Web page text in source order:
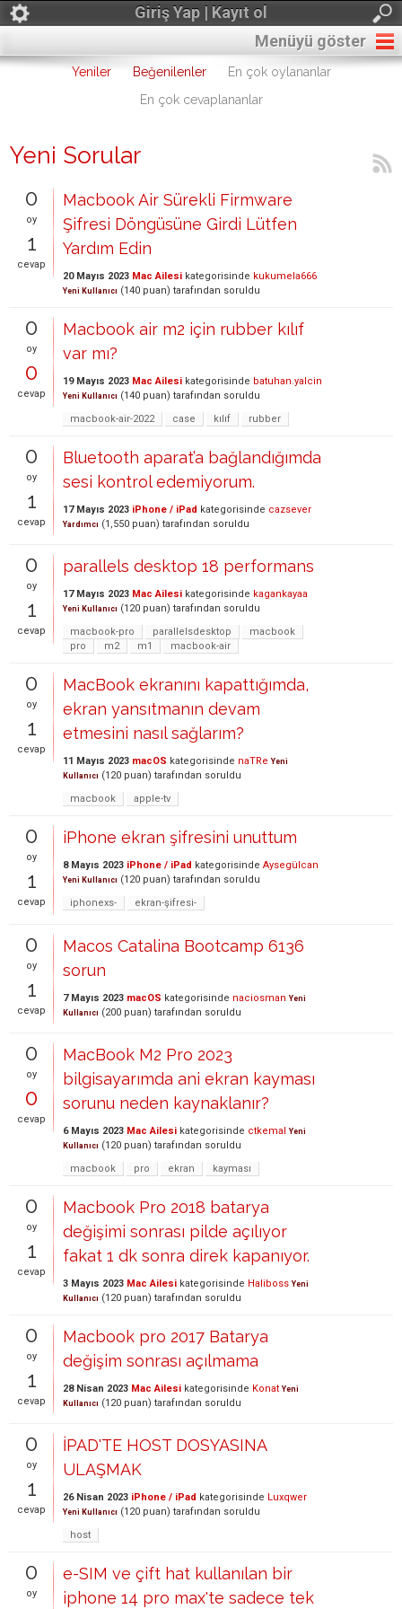
Giriş Yap | Kayıt ol
Menüyü göster
Yeniler Beğenilenler
En çok oylananlar
En çok cevaplananlar
Yeni Sorular
0
oy
1
cevap
Macbook Air Sürekli Firmware
Şifresi Döngüsüne Girdi Lütfen
Yardım Edin
20 Mayıs 2023 Mac Ailesi kategorisinde kukumela666
Yeni Kullanıcı (140 puan) tarafından soruldu
0
oy
0
cevap
Macbook air m2 için rubber kılıf
var mı?
19 Mayıs 2023 Mac Ailesi kategorisinde batuhan.yalcin
Yeni Kullanıcı (140 puan) tarafından soruldu
macbook-air-2022
case kılıf rubber
0
oy
1
cevap
Bluetooth aparat’a bağlandığımda
sesi kontrol edemiyorum.
17 Mayıs 2023 iPhone / iPad kategorisinde cazsever
Yardımcı (1,550 puan) tarafından soruldu
0
oy
1
cevap
parallels desktop 18 performans
17 Mayıs 2023 Mac Ailesi kategorisinde kagankayaa
Yeni Kullanıcı (120 puan) tarafından soruldu
macbook-pro
parallelsdesktop
macbook
pro
m2 m1 macbook-air
0
oy
1
cevap
MacBook ekranını kapattığımda,
ekran yansıtmanın devam
etmesini nasıl sağlarım?
11 Mayıs 2023 macOS kategorisinde naTRe Yeni
Kullanıcı (120 puan) tarafından soruldu
macbook
apple-tv
0
oy
1
cevap
iPhone ekran şifresini unuttum
8 Mayıs 2023 iPhone / iPad kategorisinde Aysegülcan
Yeni Kullanıcı (120 puan) tarafından soruldu
iphonexs-
ekran-şifresi-
0
oy
1
cevap
Macos Catalina Bootcamp 6136
sorun
7 Mayıs 2023 macOS kategorisinde naciosman Yeni
Kullanıcı (200 puan) tarafından soruldu
0
oy
0
cevap
MacBook M2 Pro 2023
bilgisayarımda ani ekran kayması
sorunu neden kaynaklanır?
6 Mayıs 2023 Mac Ailesi kategorisinde ctkemal Yeni
Kullanıcı (120 puan) tarafından soruldu
macbook
pro ekran kayması
0
oy
1
cevap
Macbook Pro 2018 batarya
değişimi sonrası pilde açılıyor
fakat 1 dk sonra direk kapanıyor.
3 Mayıs 2023 Mac Ailesi kategorisinde Haliboss Yeni
Kullanıcı (120 puan) tarafından soruldu
0
oy
1
cevap
Macbook pro 2017 Batarya
değişim sonrası açılmama
28 Nisan 2023 Mac Ailesi kategorisinde Konat Yeni
Kullanıcı (120 puan) tarafından soruldu
0
oy
1
cevap
İPAD'TE HOST DOSYASINA
ULAŞMAK
26 Nisan 2023 iPhone / iPad kategorisinde Luxqwer
Yeni Kullanıcı (120 puan) tarafından soruldu
host
0
oy
e-SIM ve çift hat kullanılan bir
iphone 14 pro max'te sadece tek